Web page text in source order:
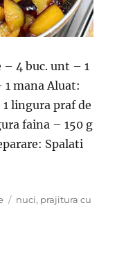
4 buc. unt – 1
mana Aluat:
lingura praf de
faina – 150 g
Spalati
cu prune si nuci –
Tags
nuci, prajitura cu